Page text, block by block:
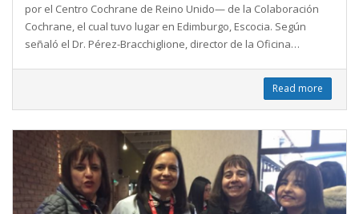
por el Centro Cochrane de Reino Unido— de la Colaboración
Cochrane, el cual tuvo lugar en Edimburgo, Escocia. Según
señaló el Dr. Pérez-Bracchiglione, director de la Oficina…
Read more